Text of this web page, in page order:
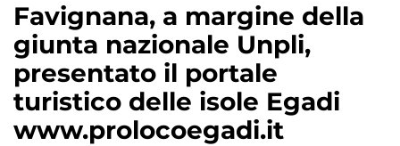
Favignana, a margine della
giunta nazionale Unpli,
presentato il portale
turistico delle isole Egadi
www.prolocoegadi.it